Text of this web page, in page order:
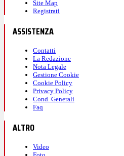
Site Map
Registrati
ASSISTENZA
Contatti
La Redazione
Nota Legale
Gestione Cookie
Cookie Policy
Privacy Policy
Cond. Generali
Faq
ALTRO
Video